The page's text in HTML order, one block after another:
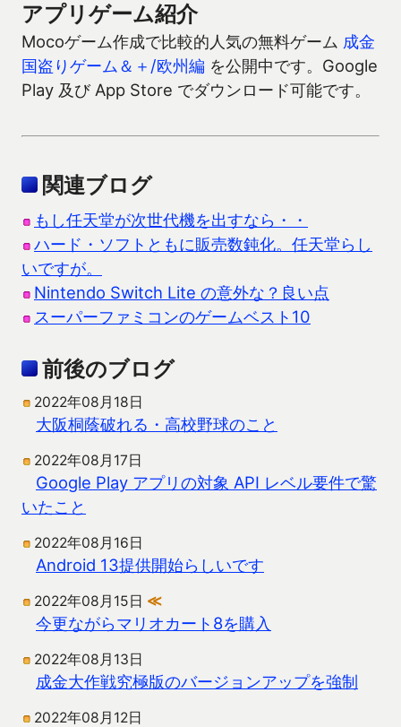
アプリゲーム紹介
Mocoゲーム作成で比較的人気の無料ゲーム 成金
国盗りゲーム＆＋/欧州編 を公開中です。Google
Play 及び App Store でダウンロード可能です。
関連ブログ
もし任天堂が次世代機を出すなら・・
ハード・ソフトともに販売数鈍化。任天堂らし
いですが。
Nintendo Switch Lite の意外な？良い点
スーパーファミコンのゲームベスト10
前後のブログ
2022年08月18日
大阪桐蔭破れる・高校野球のこと
2022年08月17日
Google Play アプリの対象 API レベル要件で驚
いたこと
2022年08月16日
Android 13提供開始らしいです
2022年08月15日 ≪
今更ながらマリオカート8を購入
2022年08月13日
成金大作戦究極版のバージョンアップを強制
2022年08月12日